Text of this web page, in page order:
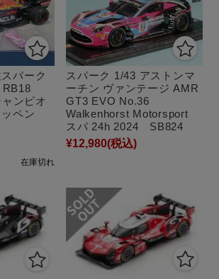
パーク
RB18
ンピオ
ッペン
在庫切れ
スパーク 1/43 アストンマ
ーチン ヴァンテージ AMR
GT3 EVO No.36
Walkenhorst Motorsport
スパ 24h 2024 SB824
¥12,980(税込)